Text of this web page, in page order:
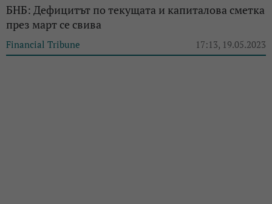
БНБ: Дефицитът по текущата и капиталова сметка
през март се свива
Financial Tribune 17:13, 19.05.2023